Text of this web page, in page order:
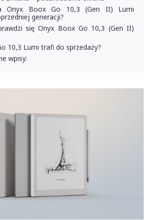
Onyx Boox Go 10,3 (Gen II) Lumi
generacji?
się Onyx Boox Go 10,3 (Gen II)
10,3 Lumi trafi do sprzedaży?
wpisy: